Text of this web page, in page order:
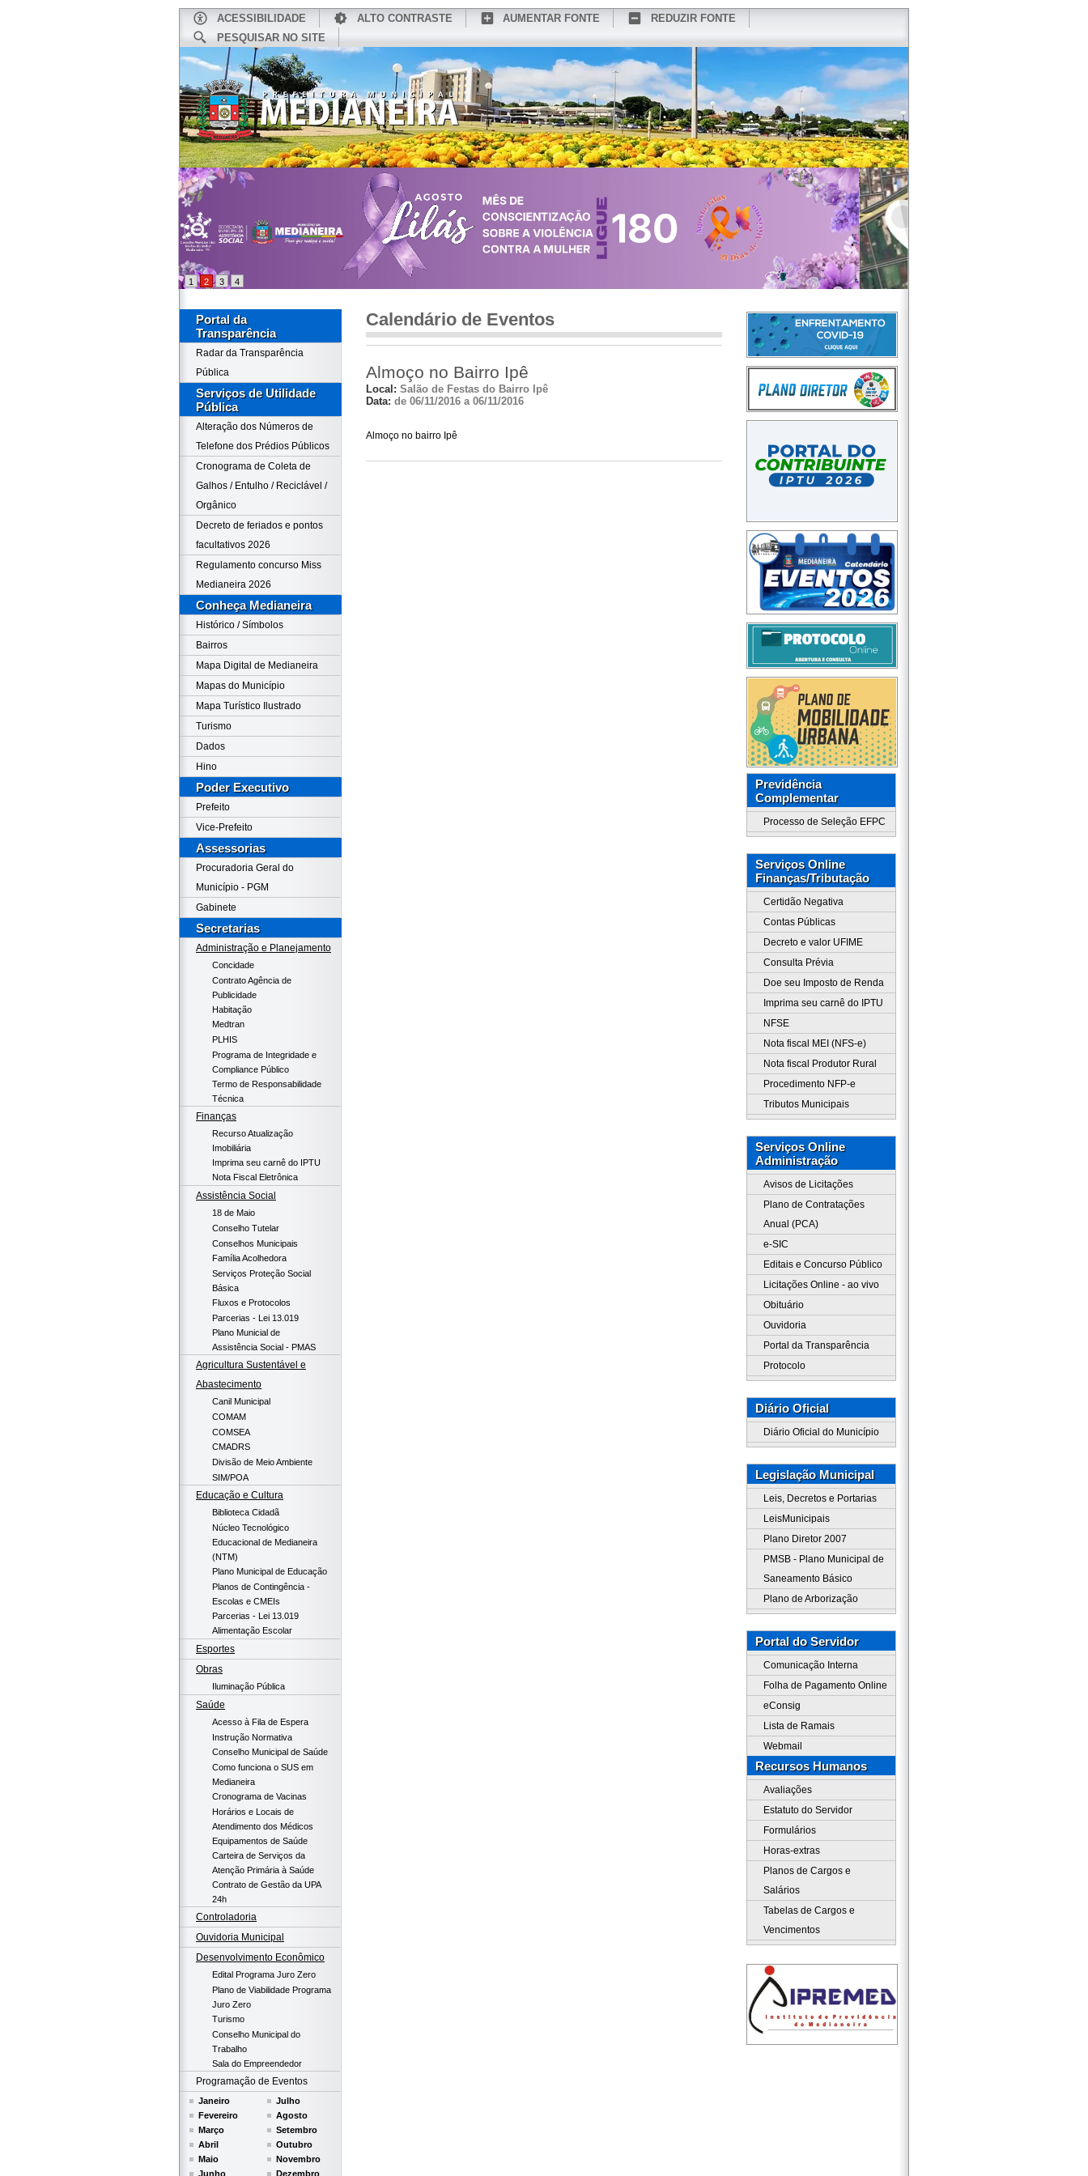
ACESSIBILIDADE ALTO CONTRASTE AUMENTAR FONTE
REDUZIR FONTE
PESQUISAR NO SITE
CONHEÇA MEDIANEIRA REDES SOCIAIS WEBMAIL
1 2 3 4
Portal da
Transparência
Radar da Transparência
Pública
Serviços de Utilidade
Pública
Alteração dos Números de
Telefone dos Prédios Públicos
Cronograma de Coleta de
Galhos / Entulho / Reciclável /
Orgânico
Decreto de feriados e pontos
facultativos 2026
Regulamento concurso Miss
Medianeira 2026
Conheça Medianeira
Histórico / Símbolos
Bairros
Mapa Digital de Medianeira
Mapas do Município
Mapa Turístico Ilustrado
Turismo
Dados
Hino
Poder Executivo
Prefeito
Vice-Prefeito
Assessorias
Procuradoria Geral do
Município - PGM
Gabinete
Secretarias
Administração e Planejamento
Concidade
Contrato Agência de
Publicidade
Habitação
Medtran
PLHIS
Programa de Integridade e
Compliance Público
Termo de Responsabilidade
Técnica
Finanças
Recurso Atualização
Imobiliária
Imprima seu carnê do IPTU
Nota Fiscal Eletrônica
Assistência Social
18 de Maio
Conselho Tutelar
Conselhos Municipais
Família Acolhedora
Serviços Proteção Social
Básica
Fluxos e Protocolos
Parcerias - Lei 13.019
Plano Municial de
Assistência Social - PMAS
Agricultura Sustentável e
Abastecimento
Canil Municipal
COMAM
COMSEA
CMADRS
Divisão de Meio Ambiente
SIM/POA
Educação e Cultura
Biblioteca Cidadã
Núcleo Tecnológico
Educacional de Medianeira
(NTM)
Plano Municipal de Educação
Planos de Contingência -
Escolas e CMEIs
Parcerias - Lei 13.019
Alimentação Escolar
Esportes
Obras
Iluminação Pública
Saúde
Acesso à Fila de Espera
Instrução Normativa
Conselho Municipal de Saúde
Como funciona o SUS em
Medianeira
Cronograma de Vacinas
Horários e Locais de
Atendimento dos Médicos
Equipamentos de Saúde
Carteira de Serviços da
Atenção Primária à Saúde
Contrato de Gestão da UPA
24h
Controladoria
Ouvidoria Municipal
Desenvolvimento Econômico
Edital Programa Juro Zero
Plano de Viabilidade Programa
Juro Zero
Turismo
Conselho Municipal do
Trabalho
Sala do Empreendedor
Programação de Eventos
Janeiro
Fevereiro
Março
Abril
Maio
Junho
Julho
Agosto
Setembro
Outubro
Novembro
Dezembro
Calendário de Eventos
Almoço no Bairro Ipê
Local: Salão de Festas do Bairro Ipê
Data: de 06/11/2016 a 06/11/2016
Almoço no bairro Ipê
Previdência
Complementar
Processo de Seleção EFPC
Serviços Online
Finanças/Tributação
Certidão Negativa
Contas Públicas
Decreto e valor UFIME
Consulta Prévia
Doe seu Imposto de Renda
Imprima seu carnê do IPTU
NFSE
Nota fiscal MEI (NFS-e)
Nota fiscal Produtor Rural
Procedimento NFP-e
Tributos Municipais
Serviços Online
Administração
Avisos de Licitações
Plano de Contratações
Anual (PCA)
e-SIC
Editais e Concurso Público
Licitações Online - ao vivo
Obituário
Ouvidoria
Portal da Transparência
Protocolo
Diário Oficial
Diário Oficial do Município
Legislação Municipal
Leis, Decretos e Portarias
LeisMunicipais
Plano Diretor 2007
PMSB - Plano Municipal de
Saneamento Básico
Plano de Arborização
Portal do Servidor
Comunicação Interna
Folha de Pagamento Online
eConsig
Lista de Ramais
Webmail
Recursos Humanos
Avaliações
Estatuto do Servidor
Formulários
Horas-extras
Planos de Cargos e
Salários
Tabelas de Cargos e
Vencimentos